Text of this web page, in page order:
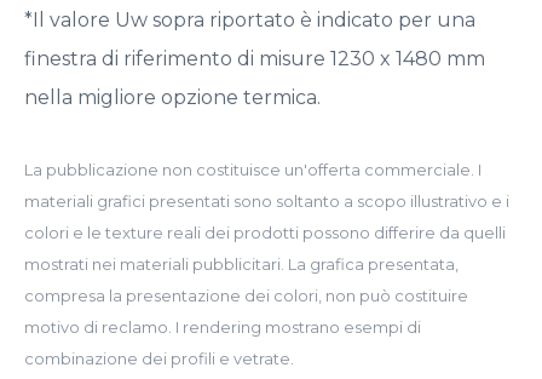
*Il valore Uw sopra riportato è indicato per una
finestra di riferimento di misure 1230 x 1480 mm
nella migliore opzione termica.
La pubblicazione non costituisce un'offerta commerciale. I
materiali grafici presentati sono soltanto a scopo illustrativo e i
colori e le texture reali dei prodotti possono differire da quelli
mostrati nei materiali pubblicitari. La grafica presentata,
compresa la presentazione dei colori, non può costituire
motivo di reclamo. I rendering mostrano esempi di
combinazione dei profili e vetrate.